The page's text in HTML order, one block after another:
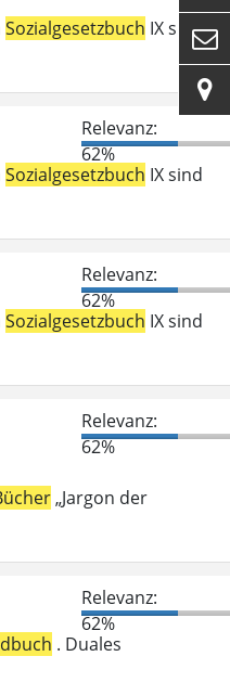
Sozialgesetzbuch IX sind
Relevanz:
62%
Sozialgesetzbuch IX sind
Relevanz:
62%
Sozialgesetzbuch IX sind
Relevanz:
62%
„Jargon der
Relevanz:
62%
. Duales

